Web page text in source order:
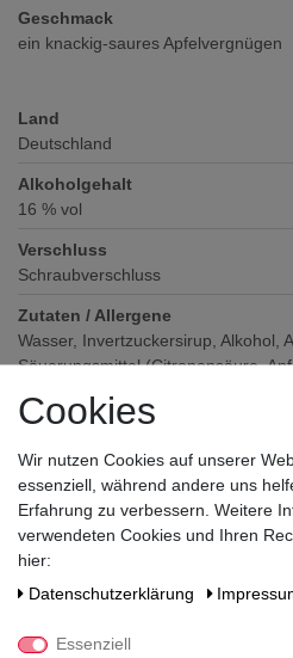
Geschmack
ein knackig-saures Apfelvergnügen
Land
Deutschland
Alkoholgehalt
16 % vol
Verschluss
Schraubverschluss
Zutaten / Allergene
Wasser, Invertzuckersirup, Alkohol,
Säuerungsmittel (Citronensäure,
Hersteller / Importeur
Nordbrand Nordhausen GmbH
Spirituosenfabrik, Bahnhofsstraße
Cookies
Wir nutzen Cookies auf unserer
essenziell, während andere uns
Erfahrung zu verbessern. Weitere
verwendeten Cookies und Ihren
hier:
Daten­schutz­erklärung
Essenziell